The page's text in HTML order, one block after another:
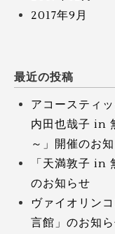
2017年9月
最近の投稿
アコースティ
内田也哉子 in
～」開催のお
「天満敦子 in
のお知らせ
ヴァイオリン
言館」のお知